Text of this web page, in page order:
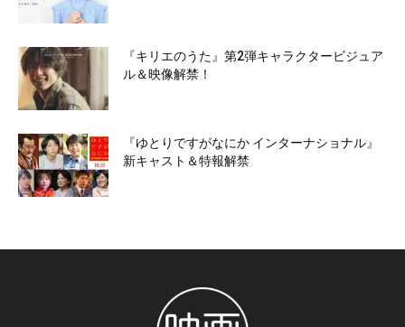
『キリエのうた』第2弾キャラクタービジュア
ル＆映像解禁！
『ゆとりですがなにか インターナショナル』
新キャスト＆特報解禁